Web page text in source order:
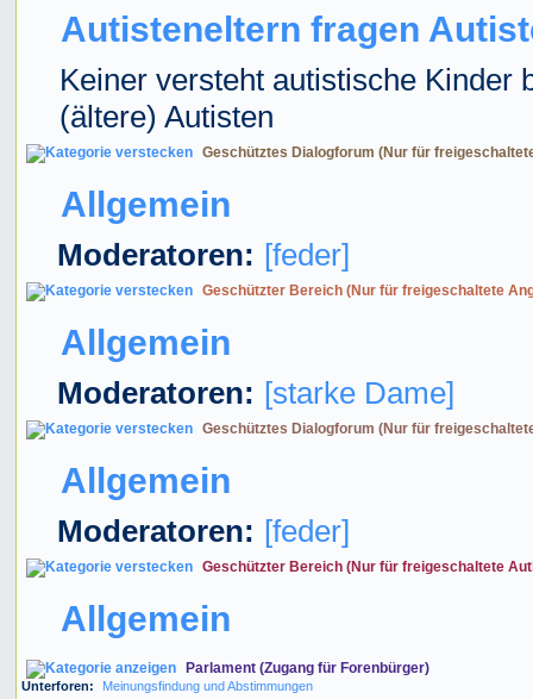
Autisteneltern fragen
Keiner versteht autistische Kinder
(ältere) Autisten
Geschütztes Dialogforum (Nur für
Allgemein
Moderatoren: [feder]
Geschützter Bereich (Nur für freigeschaltete
Allgemein
Moderatoren: [starke Dame]
Geschütztes Dialogforum (Nur für
Allgemein
Moderatoren: [feder]
Geschützter Bereich (Nur für freigeschaltete
Allgemein
Parlament (Zugang für Forenbürger)
Unterforen: Meinungsfindung und Abstimmungen